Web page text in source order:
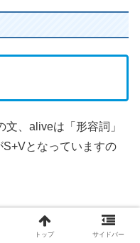
、aliveは「形容詞」
となっていますの
トップ サイドバー